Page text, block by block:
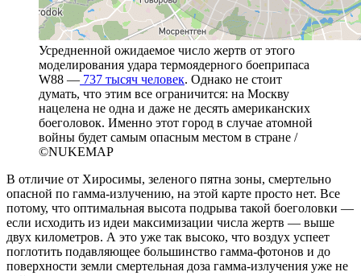
Усредненной ожидаемое число жертв от этого
моделирования удара термоядерного боеприпаса
W88 — 737 тысяч человек. Однако не стоит
думать, что этим все ограничится: на Москву
нацелена не одна и даже не десять американских
боеголовок. Именно этот город в случае атомной
войны будет самым опасным местом в стране /
©NUKEMAP
В отличие от Хиросимы, зеленого пятна зоны, смертельно
опасной по гамма-излучению, на этой карте просто нет. Все
потому, что оптимальная высота подрыва такой боеголовки —
если исходить из идеи максимизации числа жертв — выше
двух километров. А это уже так высоко, что воздух успеет
поглотить подавляющее большинство гамма-фотонов и до
поверхности земли смертельная доза гамма-излучения уже не